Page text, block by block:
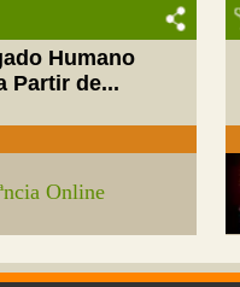
Humano
Partir de...
Online